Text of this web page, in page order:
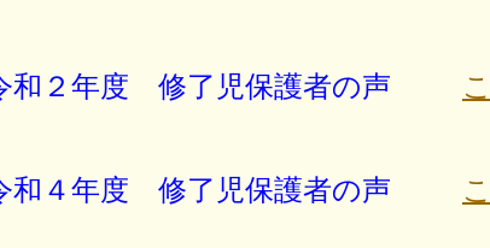
和２ 年度 修了児保護者の声
和４年度 修了児保護者の声